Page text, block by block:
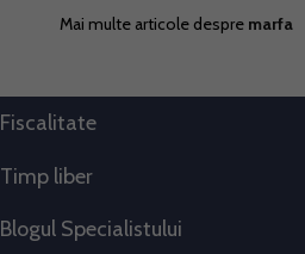
Mai multe articole despre marfa
Fiscalitate
Timp liber
Blogul Specialistului